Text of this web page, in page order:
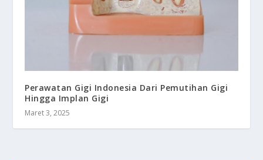
Perawatan Gigi Indonesia Dari Pemutihan Gigi
Hingga Implan Gigi
Maret 3, 2025